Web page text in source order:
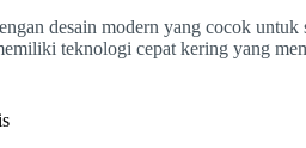
desain modern yang cocok
teknologi cepat kering yang